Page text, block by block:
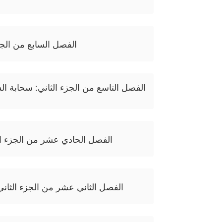
الفصل السابع من
الفصل التاسع من الجزء الثاني: سحابة
الفصل الحادي عشر من الجزء
الفصل الثاني عشر من الجزء